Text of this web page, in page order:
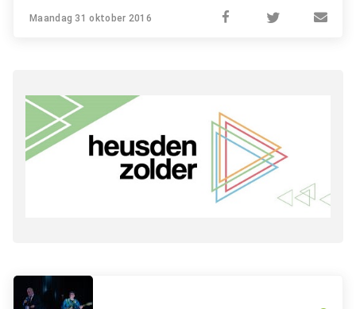
Maandag 31 oktober 2016